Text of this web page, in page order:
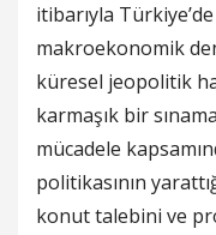
itibarıyla
makroekonomik
küresel jeopolitik
karmaşık bir
mücadele
politikasının
konut talebini ve